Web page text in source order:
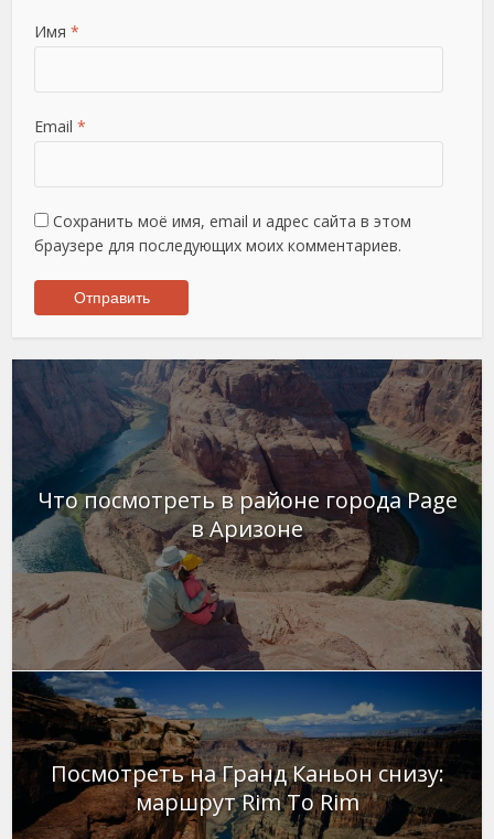
Имя *
Email *
Сохранить моё имя, email и адрес сайта в этом
браузере для последующих моих комментариев.
Что посмотреть в районе города Page
в Аризоне
Посмотреть на Гранд Каньон снизу:
маршрут Rim To Rim